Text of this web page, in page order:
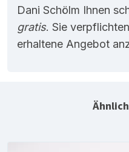
Dani Schölm Ihnen
gratis. Sie
erhaltene Angebot